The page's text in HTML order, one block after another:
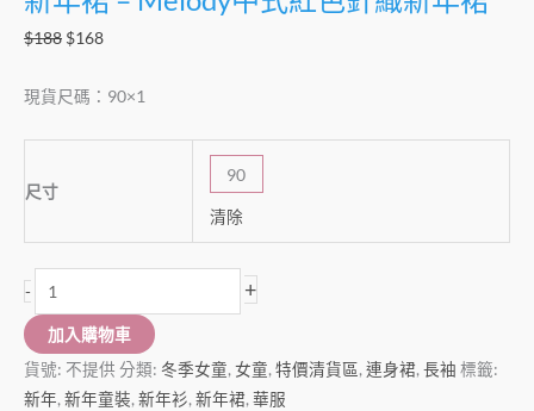
$188 $168
現貨尺碼：90×1
尺寸
90
清除
- +
加入購物車
貨號: 不提供 分類: 冬季女童, 女童, 特價清貨區, 連身裙, 長袖 標籤:
新年, 新年童裝, 新年衫, 新年裙, 華服